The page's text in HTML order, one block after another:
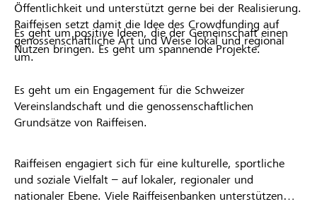
Öffentlichkeit und unterstützt gerne bei der Realisierung.
Raiffeisen setzt damit die Idee des Crowdfunding auf
genossenschaftliche Art und Weise lokal und regional
um.
Es geht um positive Ideen, die der Gemeinschaft einen
Nutzen bringen. Es geht um spannende Projekte.
Es geht um ein Engagement für die Schweizer
Vereinslandschaft und die genossenschaftlichen
Grundsätze von Raiffeisen.
Raiffeisen engagiert sich für eine kulturelle, sportliche
und soziale Vielfalt – auf lokaler, regionaler und
nationaler Ebene. Viele Raiffeisenbanken unterstützen